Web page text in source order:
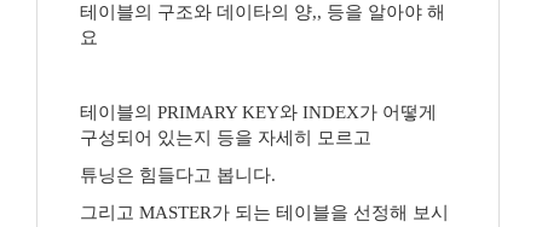
테이블의 구조와 데이타의 양,, 등을 알아야 해
요
테이블의 PRIMARY KEY와 INDEX가 어떻게
구성되어 있는지 등을 자세히 모르고
튜닝은 힘들다고 봅니다.
그리고 MASTER가 되는 테이블을 선정해 보시